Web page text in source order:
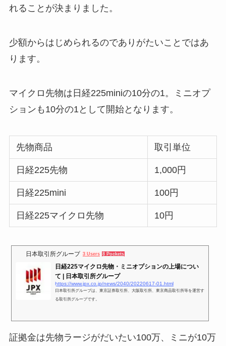
れることが決まりました。
少額からはじめられるのでありがたいことではあ
ります。
マイクロ先物は日経225miniの10分の1。ミニオプ
ションも10分の1として開始となります。
先物商品 取引単位
日経225先物 1,000円
日経225mini 100円
日経225マイクロ先物 10円
日本取引所グループ 3 Users 8 Pockets
日経225マイクロ先物・ミニオプションの上場につい
て | 日本取引所グループ
https://www.jpx.co.jp/news/2040/20220617-01.html
日本取引所グループは、東京証券取引所、大阪取引所、東京商品取引所等を運営す
る取引所グループです。
証拠金は先物ラージがだいたい100万、ミニが10万